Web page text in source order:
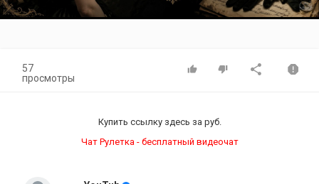
Video
57
просмотры
Купить ссылку здесь за руб.
Чат Рулетка - бесплатный видеочат